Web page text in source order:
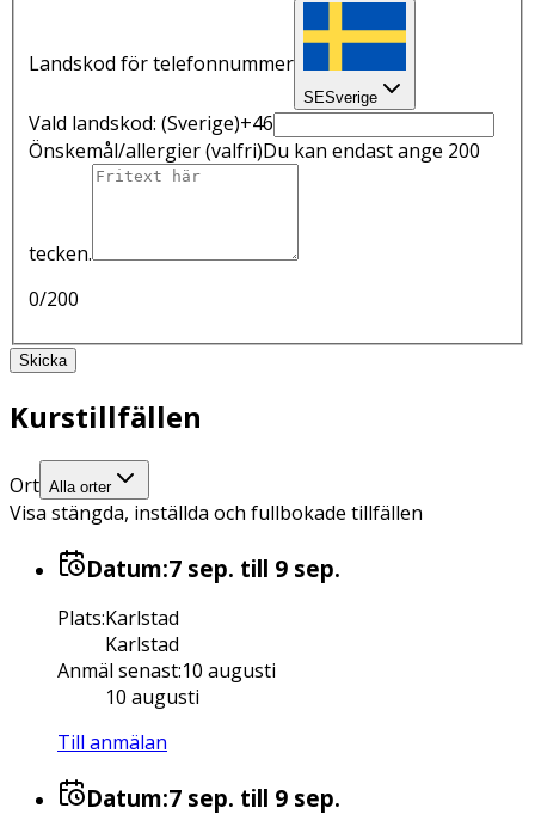
Landskod för telefonnummer
SESverige
Vald landskod: (Sverige)+46
Önskemål/allergier(valfri)Du kan endast ange 200
tecken.
0/200
Skicka
Kurstillfällen
Ort Alla orter
Visa stängda, inställda och fullbokade tillfällen
Datum:7 sep. till 9 sep.
Plats:Karlstad
Karlstad
Anmäl senast:10 augusti
10 augusti
Till anmälan
Datum:7 sep. till 9 sep.